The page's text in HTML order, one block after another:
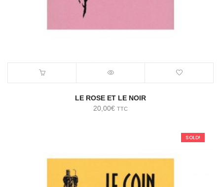
LE ROSE ET LE NOIR
20,00€ TTC
SOLD!